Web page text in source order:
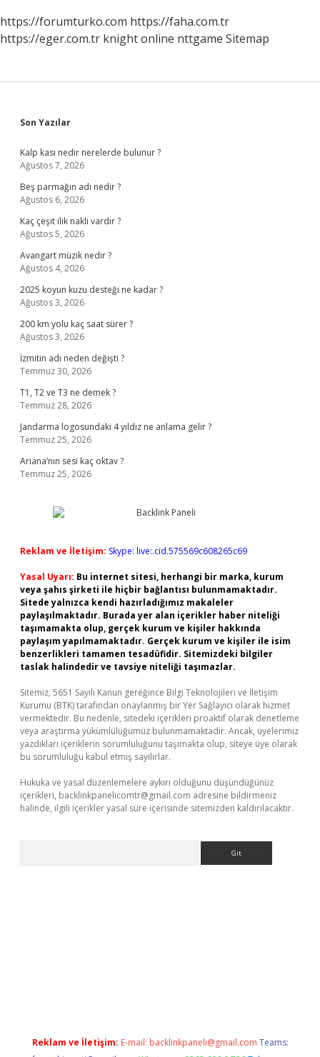
https://forumturko.com https://faha.com.tr
https://eger.com.tr knight online nttgame Sitemap
Sidebar
Son Yazılar
Kalp kası nedir nerelerde bulunur ?
Ağustos 7, 2026
Beş parmağın adı nedir ?
Ağustos 6, 2026
Kaç çeşit ilik nakli vardır ?
Ağustos 5, 2026
Avangart müzik nedir ?
Ağustos 4, 2026
2025 koyun kuzu desteği ne kadar ?
Ağustos 3, 2026
200 km yolu kaç saat sürer ?
Ağustos 3, 2026
İzmitin adı neden değişti ?
Temmuz 30, 2026
T1, T2 ve T3 ne demek ?
Temmuz 28, 2026
Jandarma logosundaki 4 yıldız ne anlama gelir ?
Temmuz 25, 2026
Ariana’nın sesi kaç oktav ?
Temmuz 25, 2026
Reklam ve İletişim: Skype: live:.cid.575569c608265c69
Yasal Uyarı: Bu internet sitesi, herhangi bir marka, kurum
veya şahıs şirketi ile hiçbir bağlantısı bulunmamaktadır.
Sitede yalnızca kendi hazırladığımız makaleler
paylaşılmaktadır. Burada yer alan içerikler haber niteliği
taşımamakta olup, gerçek kurum ve kişiler hakkında
paylaşım yapılmamaktadır. Gerçek kurum ve kişiler ile isim
benzerlikleri tamamen tesadüfidir. Sitemizdeki bilgiler
taslak halindedir ve tavsiye niteliği taşımazlar.
Sitemiz, 5651 Sayılı Kanun gereğince Bilgi Teknolojileri ve İletişim
Kurumu (BTK) tarafından onaylanmış bir Yer Sağlayıcı olarak hizmet
vermektedir. Bu nedenle, sitedeki içerikleri proaktif olarak denetleme
veya araştırma yükümlülüğümüz bulunmamaktadır. Ancak, üyelerimiz
yazdıkları içeriklerin sorumluluğunu taşımakta olup, siteye üye olarak
bu sorumluluğu kabul etmiş sayılırlar.
Hukuka ve yasal düzenlemelere aykırı olduğunu düşündüğünüz
içerikleri, backlinkpanelicomtr@gmail.com adresine bildirmeniz
halinde, ilgili içerikler yasal süre içerisinde sitemizden kaldırılacaktır.
Reklam ve İletişim: E-mail: backlinkpaneli@gmail.com Teams: